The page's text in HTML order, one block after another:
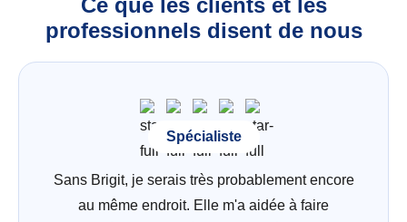
Ce que les clients et les
professionnels disent de nous
Spécialiste
Sans Brigit, je serais très probablement encore
au même endroit. Elle m'a aidée à faire